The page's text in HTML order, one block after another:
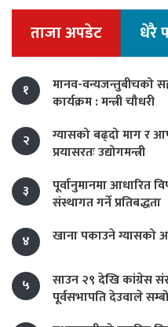
ताजा अपडेट धेरै
१
मानव-वन्यजन्तुबीचको
कार्यक्रम : मन्त्री चौधरी
२
ग्यासको बढ्दो माग र
प्रयासरतः उद्योगमन्त्री
३
पूर्वानुमानमा आधारित
संस्थागत गर्ने प्रतिबद्धता
४
खाना पकाउने ग्यासको
५
साउन २९ देखि कांग्रेस
पूर्वसभापति देउवाले